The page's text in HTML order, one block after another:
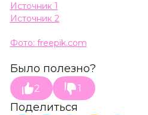
Источник 1
Источник 2
Фото: freepik.com
Было полезно?
2 1
Поделиться